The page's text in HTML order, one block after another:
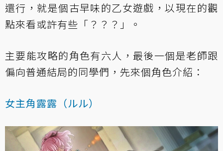
還行，就是個古早味的乙女遊戲，以現在的觀
點來看或許有些「？？？」。
主要能攻略的角色有六人，最後一個是老師跟
偏向普通結局的同學們，先來個角色介紹：
女主角露露（ルル）